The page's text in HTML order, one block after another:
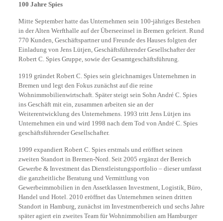
100 Jahre Spies
Mitte September hatte das Unternehmen sein 100-jähriges Bestehen
in der Alten Werfthalle auf der Überseeinsel in Bremen gefeiert. Rund
770 Kunden, Geschäftspartner und Freunde des Hauses folgten der
Einladung von Jens Lütjen, Geschäftsführender Gesellschafter der
Robert C. Spies Gruppe, sowie der Gesamtgeschäftsführung.
1919 gründet Robert C. Spies sein gleichnamiges Unternehmen in
Bremen und legt den Fokus zunächst auf die reine
Wohnimmobilienwirtschaft. Später steigt sein Sohn André C. Spies
ins Geschäft mit ein, zusammen arbeiten sie an der
Weiterentwicklung des Unternehmens. 1993 tritt Jens Lütjen ins
Unternehmen ein und wird 1998 nach dem Tod von André C. Spies
geschäftsführender Gesellschafter.
1999 expandiert Robert C. Spies erstmals und eröffnet seinen
zweiten Standort in Bremen-Nord. Seit 2005 ergänzt der Bereich
Gewerbe & Investment das Dienstleistungsportfolio – dieser umfasst
die ganzheitliche Beratung und Vermittlung von
Gewerbeimmobilien in den Assetklassen Investment, Logistik, Büro,
Handel und Hotel. 2010 eröffnet das Unternehmen seinen dritten
Standort in Hamburg, zunächst im Investmentbereich und sechs Jahre
später agiert ein zweites Team für Wohnimmobilien am Hamburger